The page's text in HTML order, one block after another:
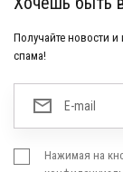
Получайте новости
спама!
Нажимая на